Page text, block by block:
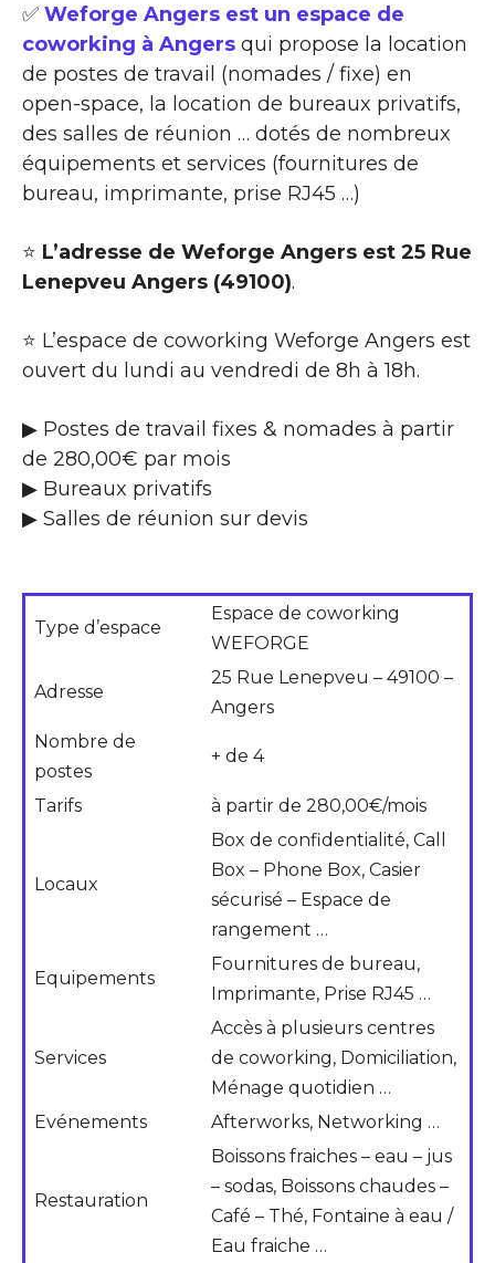
✅ Weforge Angers est un espace de
coworking à Angers qui propose la location
de postes de travail (nomades / fixe) en
open-space, la location de bureaux privatifs,
des salles de réunion … dotés de nombreux
équipements et services (fournitures de
bureau, imprimante, prise RJ45 …)
⭐ L’adresse de Weforge Angers est 25 Rue
Lenepveu Angers (49100).
⭐ L’espace de coworking Weforge Angers est
ouvert du lundi au vendredi de 8h à 18h.
▶ Postes de travail fixes & nomades à partir
de 280,00€ par mois
▶ Bureaux privatifs
▶ Salles de réunion sur devis
Type d’espace
Espace de coworking
WEFORGE
Adresse
25 Rue Lenepveu – 49100 –
Angers
Nombre de
postes
+ de 4
Tarifs à partir de 280,00€/mois
Locaux
Box de confidentialité, Call
Box – Phone Box, Casier
sécurisé – Espace de
rangement …
Equipements
Fournitures de bureau,
Imprimante, Prise RJ45 …
Services
Accès à plusieurs centres
de coworking, Domiciliation,
Ménage quotidien …
Evénements
Afterworks, Networking …
Restauration
Boissons fraiches – eau – jus
– sodas, Boissons chaudes –
Café – Thé, Fontaine à eau /
Eau fraiche …